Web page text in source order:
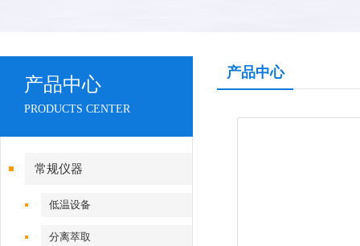
产品中心
PRODUCTS CENTER
常规仪器
低温设备
分离萃取
产品中心